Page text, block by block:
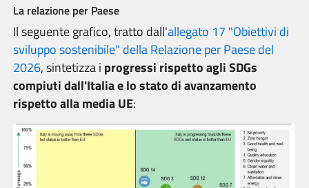
La relazione per Paese
Il seguente grafico, tratto dall'allegato 17 "Obiettivi di
sviluppo sostenibile" dellaRelazione per Paese del
2026, sintetizza i progressi rispetto agli SDGs
compiuti dall'Italia e lo stato di avanzamento
rispetto alla media UE: